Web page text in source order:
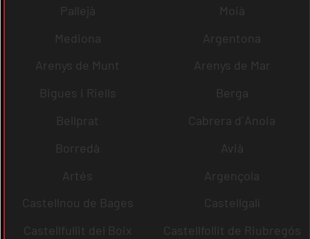
Pallejà
Moià
Mediona
Argentona
Arenys de Munt
Arenys de Mar
Bigues i Riells
Berga
Bellprat
Cabrera d´Anoia
Borredà
Avià
Artés
Argençola
Castellnou de Bages
Castellgalí
Castellfullit del Boix
Castellfollit de Riubregós